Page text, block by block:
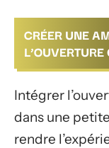
CRÉER UNE
Intégrer
dans une
rendre